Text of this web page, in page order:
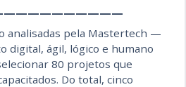
analisadas pela Mastertech —
digital, ágil, lógico e humano
80 projetos que
Do total, cinco